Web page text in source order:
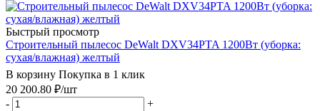
Быстрый просмотр
Строительный пылесос DeWalt DXV34PTA 1200Вт (уборка:
сухая/влажная) желтый
В корзину Покупка в 1 клик
20 200.80 ₽/шт
-
+